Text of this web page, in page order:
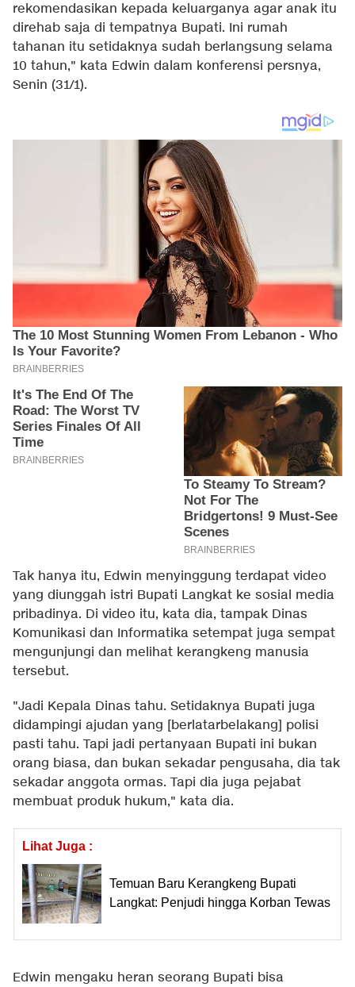
rekomendasikan kepada keluarganya agar anak itu
direhab saja di tempatnya Bupati. Ini rumah
tahanan itu setidaknya sudah berlangsung selama
10 tahun," kata Edwin dalam konferensi persnya,
Senin (31/1).
Tak hanya itu, Edwin menyinggung terdapat video
yang diunggah istri Bupati Langkat ke sosial media
pribadinya. Di video itu, kata dia, tampak Dinas
Komunikasi dan Informatika setempat juga sempat
mengunjungi dan melihat kerangkeng manusia
tersebut.
"Jadi Kepala Dinas tahu. Setidaknya Bupati juga
didampingi ajudan yang [berlatarbelakang] polisi
pasti tahu. Tapi jadi pertanyaan Bupati ini bukan
orang biasa, dan bukan sekadar pengusaha, dia tak
sekadar anggota ormas. Tapi dia juga pejabat
membuat produk hukum," kata dia.
Lihat Juga :
Temuan Baru Kerangkeng Bupati
Langkat: Penjudi hingga Korban Tewas
Edwin mengaku heran seorang Bupati bisa